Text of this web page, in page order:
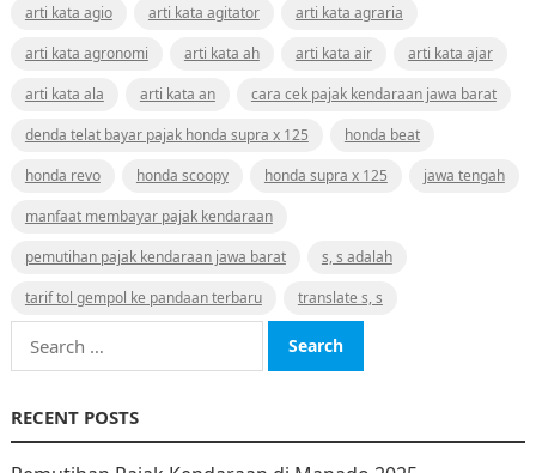
arti kata agio
arti kata agitator
arti kata agraria
arti kata agronomi
arti kata ah arti kata air
arti kata ajar
arti kata ala
arti kata an
cara cek pajak kendaraan jawa barat
denda telat bayar pajak honda supra x 125
honda beat
honda revo
honda scoopy honda supra x 125
jawa tengah
manfaat membayar pajak kendaraan
pemutihan pajak kendaraan jawa barat
s, s adalah
tarif tol gempol ke pandaan terbaru
translate s, s
Search
for:
RECENT POSTS